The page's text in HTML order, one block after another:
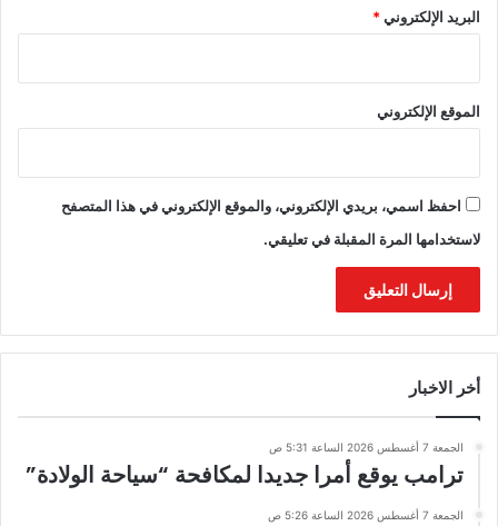
البريد الإلكتروني*
الموقع الإلكتروني
احفظ اسمي، بريدي الإلكتروني، والموقع الإلكتروني في هذا المتصفح
لاستخدامها المرة المقبلة في تعليقي.
أخر الاخبار
الجمعة 7 أغسطس 2026 الساعة 5:31 ص
ترامب يوقع أمرا جديدا لمكافحة “سياحة الولادة”
الجمعة 7 أغسطس 2026 الساعة 5:26 ص